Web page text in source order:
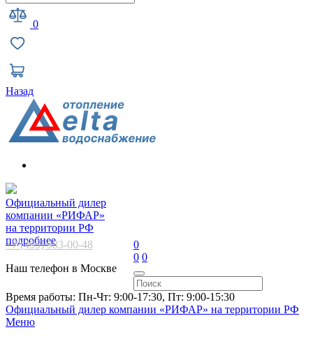
0
Назад
Официальный дилер
компании «РИФАР»
на территории РФ
подробнее
+7 (495) 983-00-48
Наш телефон в Москве
0
0 0
Время работы: Пн-Чт: 9:00-17:30, Пт: 9:00-15:30
Официальный дилер компании «РИФАР» на территории РФ
Меню